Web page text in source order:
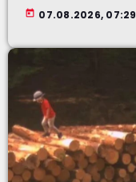
today 07.08.2026, 07:29